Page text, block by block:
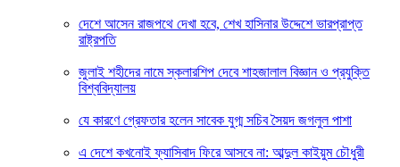
দেশে আসেন রাজপথে দেখা হবে, শেখ হাসিনার উদ্দেশে ভারপ্রাপ্ত
রাষ্ট্রপতি
জুলাই শহীদের নামে স্কলারশিপ দেবে শাহজালাল বিজ্ঞান ও প্রযুক্তি
বিশ্ববিদ্যালয়
যে কারণে গ্রেফতার হলেন সাবেক যুগ্ম সচিব সৈয়দ জগলুল পাশা
এ দেশে কখনোই ফ্যাসিবাদ ফিরে আসবে না: আব্দুল কাইয়ুম চৌধুরী